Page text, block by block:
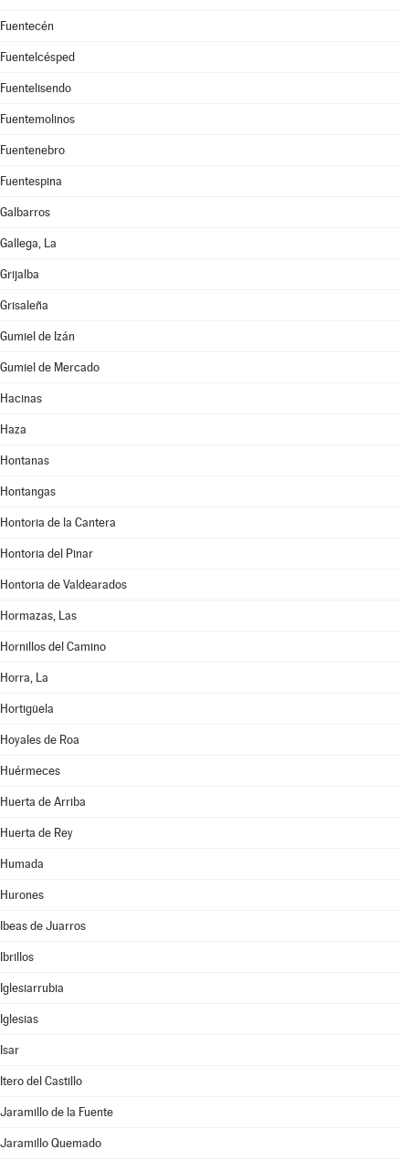
Fuentecén
Fuentelcésped
Fuentelisendo
Fuentemolinos
Fuentenebro
Fuentespina
Galbarros
Gallega, La
Grijalba
Grisaleña
Gumiel de Izán
Gumiel de Mercado
Hacinas
Haza
Hontanas
Hontangas
Hontoria de la Cantera
Hontoria del Pinar
Hontoria de Valdearados
Hormazas, Las
Hornillos del Camino
Horra, La
Hortigüela
Hoyales de Roa
Huérmeces
Huerta de Arriba
Huerta de Rey
Humada
Hurones
Ibeas de Juarros
Ibrillos
Iglesiarrubia
Iglesias
Isar
Itero del Castillo
Jaramillo de la Fuente
Jaramillo Quemado